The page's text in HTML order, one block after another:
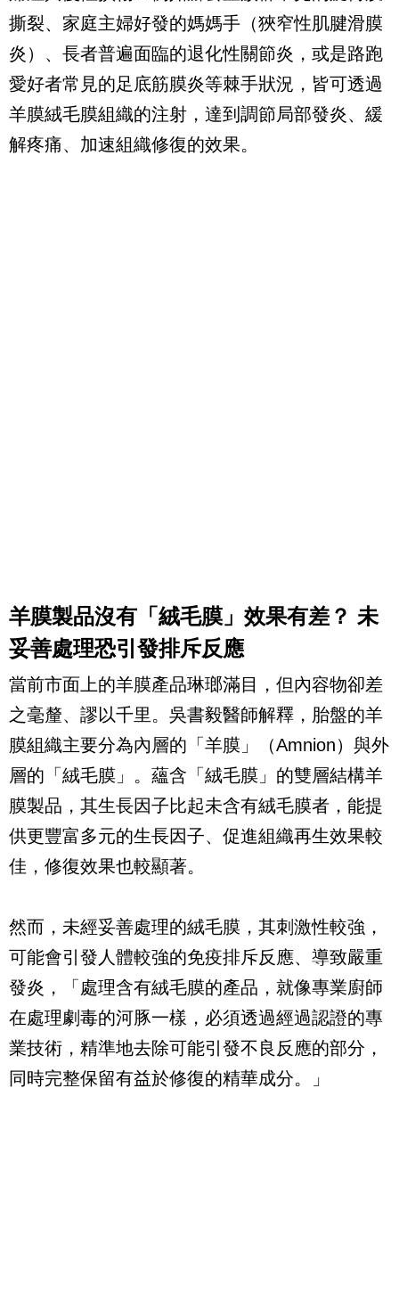
撕裂、家庭主婦好發的媽媽手（狹窄性肌腱滑膜
炎）、長者普遍面臨的退化性關節炎，或是路跑
愛好者常見的足底筋膜炎等棘手狀況，皆可透過
羊膜絨毛膜組織的注射，達到調節局部發炎、緩
解疼痛、加速組織修復的效果。
羊膜製品沒有「絨毛膜」效果有差？ 未
妥善處理恐引發排斥反應
當前市面上的羊膜產品琳瑯滿目，但內容物卻差
之毫釐、謬以千里。吳書毅醫師解釋，胎盤的羊
膜組織主要分為內層的「羊膜」（Amnion）與外
層的「絨毛膜」。蘊含「絨毛膜」的雙層結構羊
膜製品，其生長因子比起未含有絨毛膜者，能提
供更豐富多元的生長因子、促進組織再生效果較
佳，修復效果也較顯著。
然而，未經妥善處理的絨毛膜，其刺激性較強，
可能會引發人體較強的免疫排斥反應、導致嚴重
發炎，「處理含有絨毛膜的產品，就像專業廚師
在處理劇毒的河豚一樣，必須透過經過認證的專
業技術，精準地去除可能引發不良反應的部分，
同時完整保留有益於修復的精華成分。」